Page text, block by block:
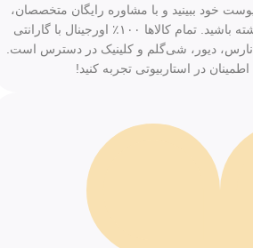
خود ببینید و با مشاوره رایگان متخصصان،
انتخابی دقیق و مناسب داشته باشید. تمام کالاها ۱۰۰٪ اورجینال با گارانتی
نارس، دیور، شی‌گلم و کلینیک در دسترس است.
اطمینان در استاربیوتی تجربه کنید!